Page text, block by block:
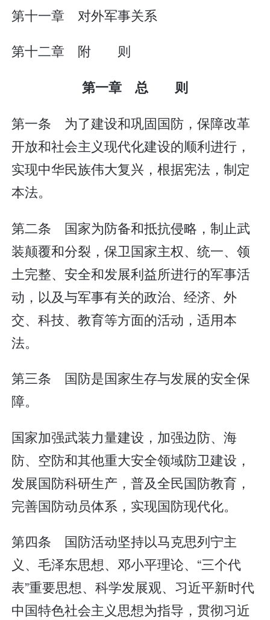
第十一章 对外军事关系
第十二章 附 则
第一章 总 则
第一条 为了建设和巩固国防，保障改革
开放和社会主义现代化建设的顺利进行，
实现中华民族伟大复兴，根据宪法，制定
本法。
第二条 国家为防备和抵抗侵略，制止武
装颠覆和分裂，保卫国家主权、统一、领
土完整、安全和发展利益所进行的军事活
动，以及与军事有关的政治、经济、外
交、科技、教育等方面的活动，适用本
法。
第三条 国防是国家生存与发展的安全保
障。
国家加强武装力量建设，加强边防、海
防、空防和其他重大安全领域防卫建设，
发展国防科研生产，普及全民国防教育，
完善国防动员体系，实现国防现代化。
第四条 国防活动坚持以马克思列宁主
义、毛泽东思想、邓小平理论、“三个代
表”重要思想、科学发展观、习近平新时代
中国特色社会主义思想为指导，贯彻习近